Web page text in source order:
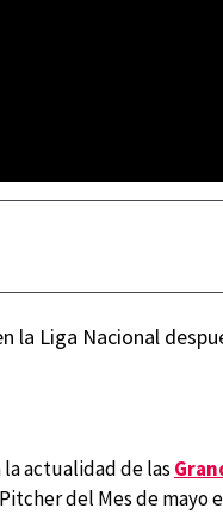
la Liga Nacional
actualidad de las
del Mes de mayo